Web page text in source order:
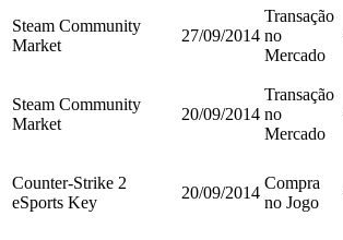
Steam Community
Market
27/09/2014
Transação
no
Mercado
Steam Community
Market
20/09/2014
Transação
no
Mercado
Counter-Strike 2
eSports Key
20/09/2014
Compra
no Jogo